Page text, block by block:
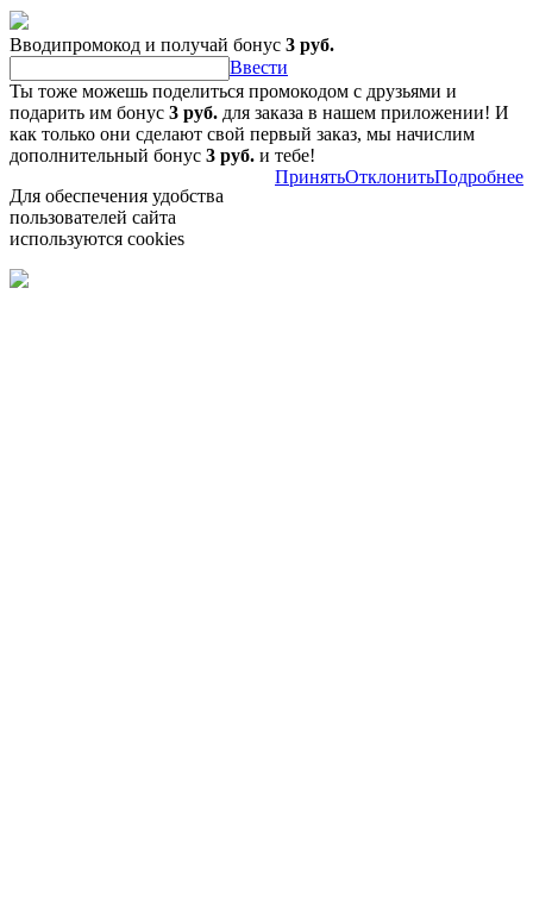
Вводипромокод и получай бонус 3 руб.
Ввести
Ты тоже можешь поделиться промокодом с друзьями и
подарить им бонус 3 руб. для заказа в нашем приложении! И
как только они сделают свой первый заказ, мы начислим
дополнительный бонус 3 руб. и тебе!
Для обеспечения удобства
пользователей сайта
используются cookies
ПринятьОтклонитьПодробнее